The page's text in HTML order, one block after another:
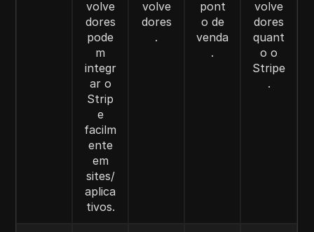
volve
dores
pode
m
integr
ar o
Strip
e
facilm
ente
em
sites/
aplica
tivos.
volve
dores
.
pont
o de
venda
.
volve
dores
quant
o o
Stripe
.